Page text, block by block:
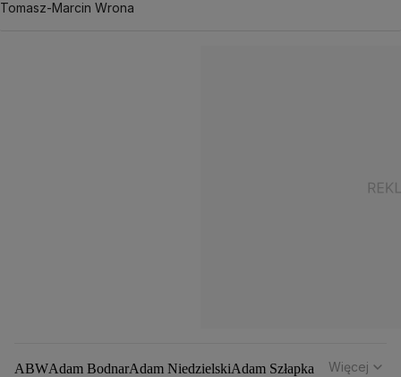
Tomasz-Marcin Wrona
ABWAdam BodnarAdam NiedzielskiAdam Szłapka Więcej